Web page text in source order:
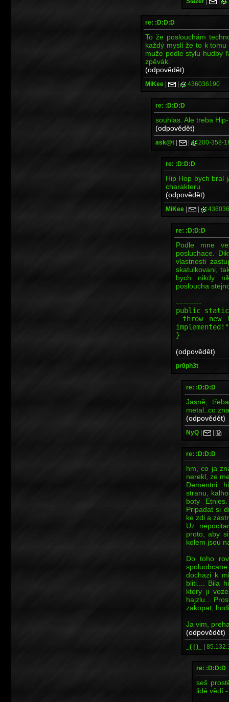
re: :D:D:D
To že poslouchám
každý myslí že to k
muže podle stylu hudby
zpěvák.
(odpovědět)
MiKee | | 436036190
re: :D:D:D
souhlas. Ale treba
(odpovědět)
ask@t | | 200-358-
re: :D:D:D
Hip Hop bych bral
charakteru.
(odpovědět)
MiKee | |
re: :D:D:D
Podle mne
posluchace.
vlastnosti
skatulkovani,
bych nikdy
posloucha
----------
public
throw new
}
(odpovědět)
pr0ph3t
re: :D:D:D
Jasně,
metal..co
(odpovědět)
NyQ | |
re: :D:D:D
hm, co ja
nerekl, ze
Dementni
stranu,
boty
Pripadat si
ke zdi a
Uz
proto, aby
kolem jsou
Do toho
dochazi k
bliti.... Bila
ktery ji
hajzlu...
zakopat,
Ja vim,
(odpovědět)
_( | )_ |
re: :D:D:D
seš
lidé vědí